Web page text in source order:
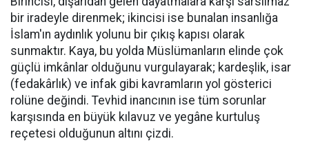
bir iradeyle direnmek; ikincisi ise bunalan insanlığa
İslam'ın aydınlık yolunu bir çıkış kapısı olarak
sunmaktır. Kaya, bu yolda Müslümanların elinde çok
güçlü imkânlar olduğunu vurgulayarak; kardeşlik, isar
(fedakârlık) ve infak gibi kavramların yol gösterici
rolüne değindi. Tevhid inancının ise tüm sorunlar
karşısında en büyük kılavuz ve yegâne kurtuluş
reçetesi olduğunun altını çizdi.